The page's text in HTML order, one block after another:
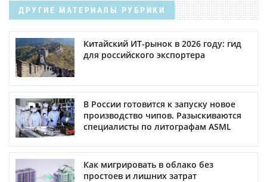
ДРУГИЕ МАТЕРИАЛЫ РУБРИКИ
Китайский ИТ-рынок в 2026 году: гид
для российского экспортера
В России готовится к запуску новое
производство чипов. Разыскиваются
специалисты по литографам ASML
Как мигрировать в облако без
простоев и лишних затрат